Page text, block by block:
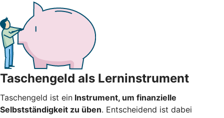
Taschengeld als Lerninstrument
Taschengeld ist ein Instrument, um finanzielle
Selbstständigkeit zu üben. Entscheidend ist dabei